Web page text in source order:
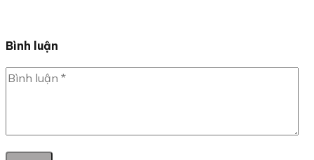
Bình luận